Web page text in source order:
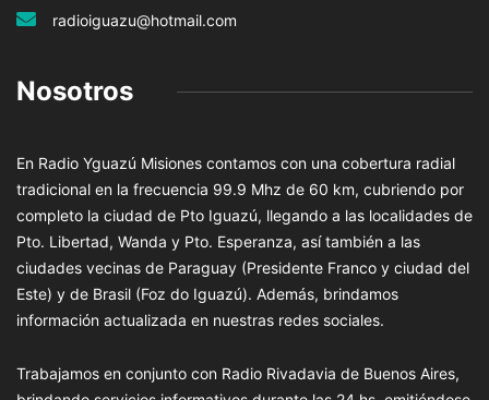
radioiguazu@hotmail.com
Nosotros
En Radio Yguazú Misiones contamos con una cobertura radial
tradicional en la frecuencia 99.9 Mhz de 60 km, cubriendo por
completo la ciudad de Pto Iguazú, llegando a las localidades de
Pto. Libertad, Wanda y Pto. Esperanza, así también a las
ciudades vecinas de Paraguay (Presidente Franco y ciudad del
Este) y de Brasil (Foz do Iguazú). Además, brindamos
información actualizada en nuestras redes sociales.
Trabajamos en conjunto con Radio Rivadavia de Buenos Aires,